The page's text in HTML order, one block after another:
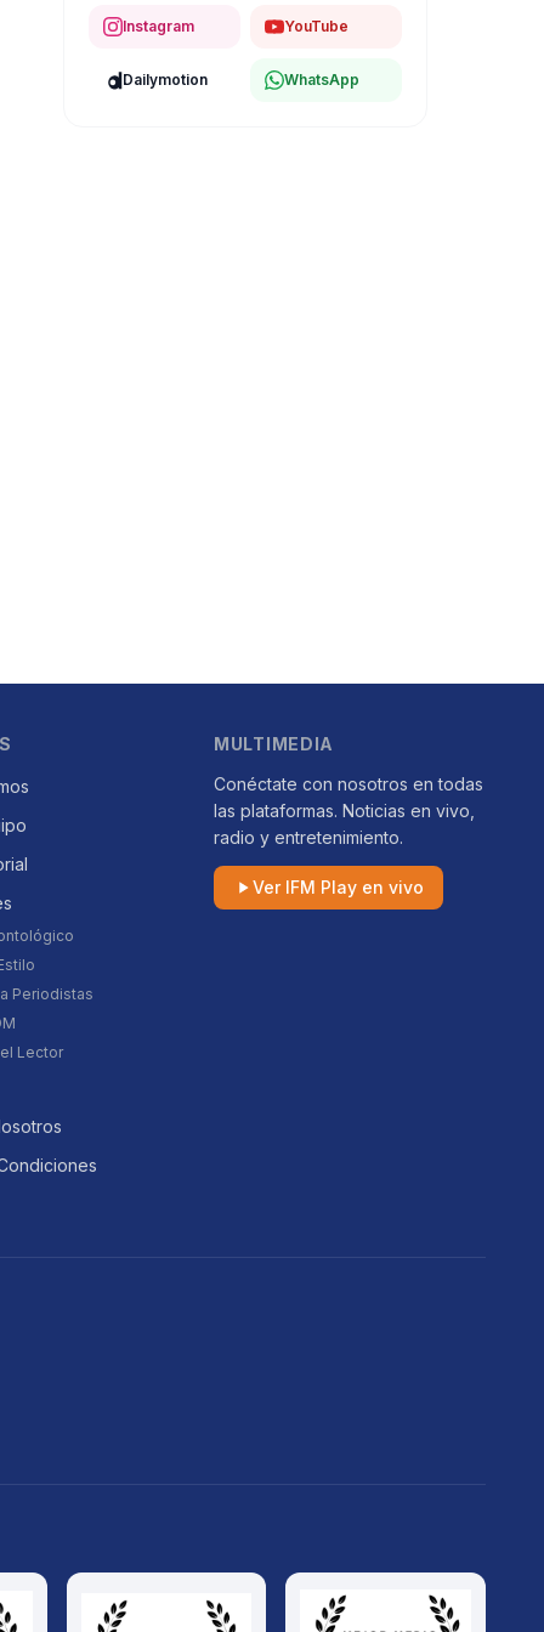
Instagram YouTube
Dailymotion WhatsApp
Periodistas
Lector
MULTIMEDIA
Conéctate con nosotros en todas
las plataformas. Noticias en vivo,
radio y entretenimiento.
Ver IFM Play en vivo